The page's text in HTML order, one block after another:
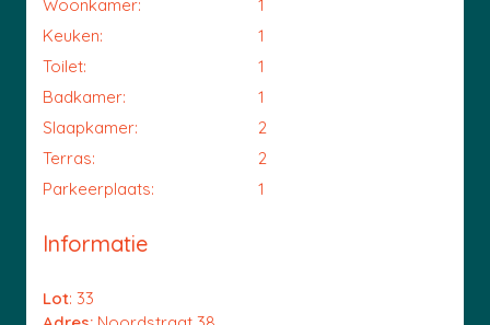
Woonkamer:
1
Keuken:
1
Toilet:
1
Badkamer:
1
Slaapkamer:
2
Terras:
2
Parkeerplaats:
1
Informatie
Lot: 33